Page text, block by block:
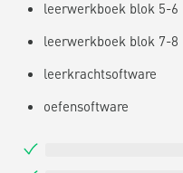
leerwerkboek blok 5-6
leerwerkboek blok 7-8
leerkrachtsoftware
oefensoftware